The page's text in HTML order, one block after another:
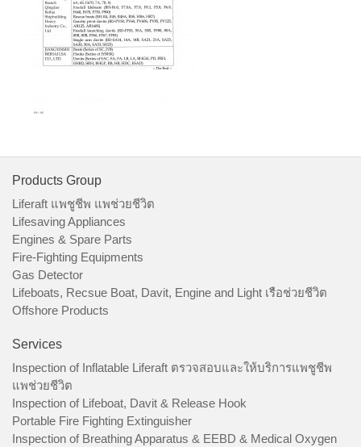
Products Group
Liferaft แพชูชีพ แพช่วยชีวิต
Lifesaving Appliances
Engines & Spare Parts
Fire-Fighting Equipments
Gas Detector
Lifeboats, Recsue Boat, Davit, Engine and Light เรือช่วยชีวิต
Offshore Products
Services
Inspection of Inflatable Liferaft ตรวจสอบและให้บริการแพชูชีพ
แพช่วยชีวิต
Inspection of Lifeboat, Davit & Release Hook
Portable Fire Fighting Extinguisher
Inspection of Breathing Apparatus & EEBD & Medical Oxygen